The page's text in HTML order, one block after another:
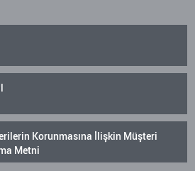
Korunmasına İlişkin Müşteri
Metni